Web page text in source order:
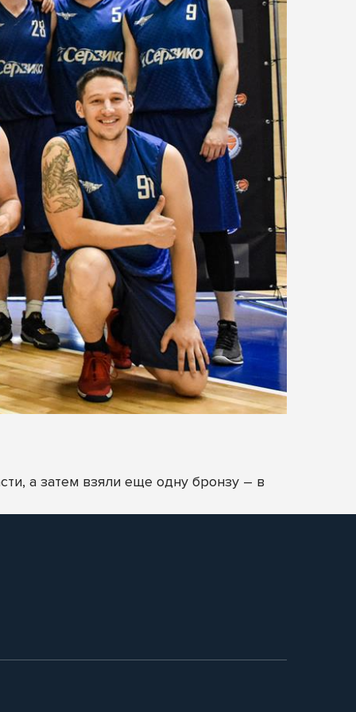
а затем взяли еще одну бронзу – в